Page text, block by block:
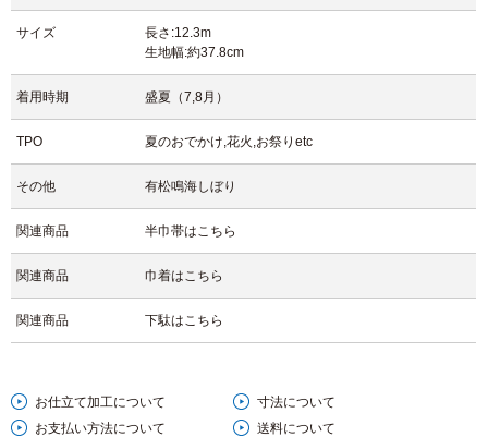
日本の伝統美を纏う贅沢を、ぜひあなたの肌で感じてみてください。
一枚一枚、異なる表情を持つ、特別な浴衣。
あなただけの一着を、どうぞお楽しみくださいませ。
サイズ
長さ:12.3m
生地幅:約37.8cm
着用時期 盛夏（7,8月）
TPO 夏のおでかけ,花火,お祭りetc
その他 有松鳴海しぼり
関連商品 半巾帯はこちら
関連商品 巾着はこちら
関連商品 下駄はこちら
お仕立て加工について
寸法について
お支払い方法について
送料について